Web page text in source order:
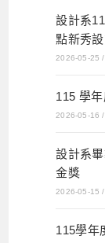
設計系
點新秀
2026-05-25 /
115 學
2026-05-16 /
設計系
金獎
2026-05-15 /
115學年